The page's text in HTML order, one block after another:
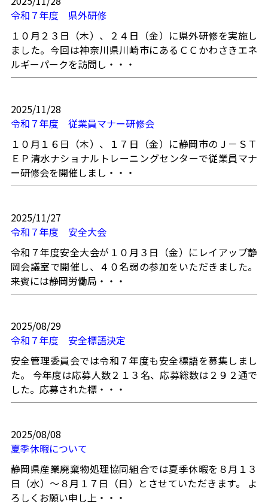
令和７年度 県外研修
１０月２３日（木）、２４日（金）に県外研修を実施し
ました。今回は神奈川県川崎市にあるＣＣかわさきエネ
ルギーパークを訪問し・・・
2025/11/28
令和７年度 従業員マナー研修会
１０月１６日（木）、１７日（金）に静岡市のＪ－ＳＴ
ＥＰ清水ナショナルトレーニングセンターで従業員マナ
ー研修会を開催しまし・・・
2025/11/27
令和７年度 安全大会
令和７年度安全大会が１０月３日（金）にレイアップ静
岡会議室で開催し、４０名弱の参加をいただきました。
来賓には静岡労働局・・・
2025/08/29
令和７年度 安全標語決定
安全管理委員会では令和７年度も安全標語を募集しまし
た。 今年度は応募人数２１３名、応募総数は２９２通で
した。応募された標・・・
2025/08/08
夏季休暇について
静岡県産業廃棄物処理協同組合では夏季休暇を８月１３
日（水）～８月１７日（日）とさせていただきます。 よ
ろしくお願い申し上・・・